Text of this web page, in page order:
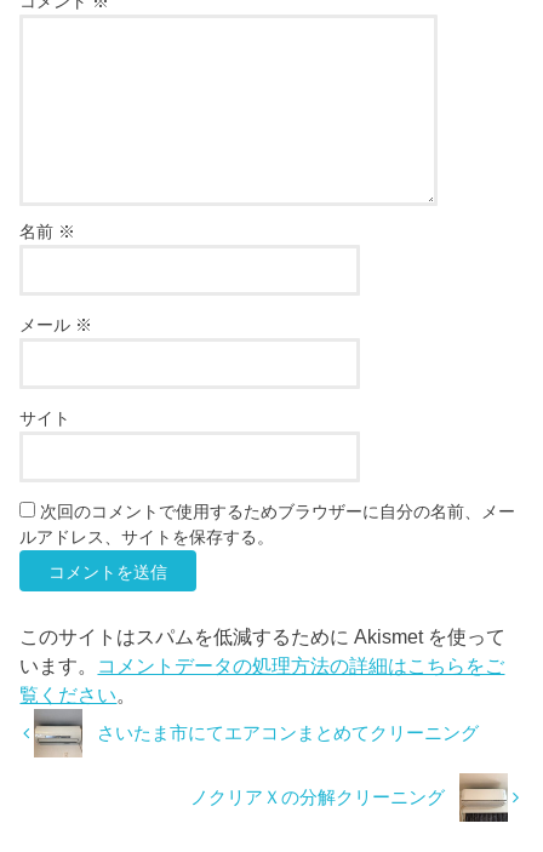
名前 ※
メール ※
サイト
次回のコメントで使用するためブラウザーに自分の名前、メー
ルアドレス、サイトを保存する。
このサイトはスパムを低減するために Akismet を使って
います。 コメントデータの処理方法の詳細はこちらをご
覧ください。
さいたま市にてエアコンまとめてクリーニング
ノクリアＸの分解クリーニング